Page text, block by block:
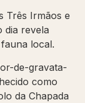
Três Irmãos e
dia revela
local.
de-gravata-
como
da Chapada